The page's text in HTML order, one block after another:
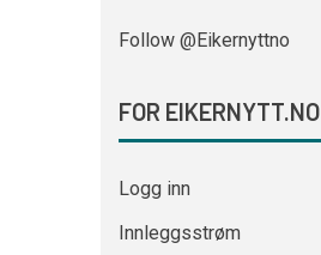
Follow @Eikernyttno
FOR EIKERNYTT.NO
Logg inn
Innleggsstrøm